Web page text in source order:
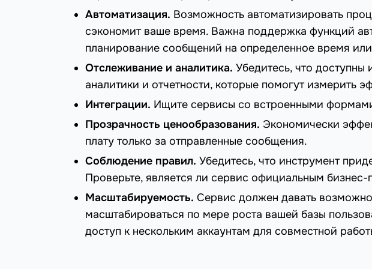
Автоматизация. Возможность автоматизировать
сэкономит ваше время. Важна поддержка функций
планирование сообщений на определенное время
Отслеживание и аналитика. Убедитесь, что доступны
аналитики и отчетности, которые помогут измерить
Интеграции. Ищите сервисы со встроенными
Прозрачность ценообразования. Экономически
плату только за отправленные сообщения.
Соблюдение правил. Убедитесь, что инструмент
Проверьте, является ли сервис официальным
Масштабируемость. Сервис должен давать
масштабироваться по мере роста вашей базы
доступ к нескольким аккаунтам для совместной